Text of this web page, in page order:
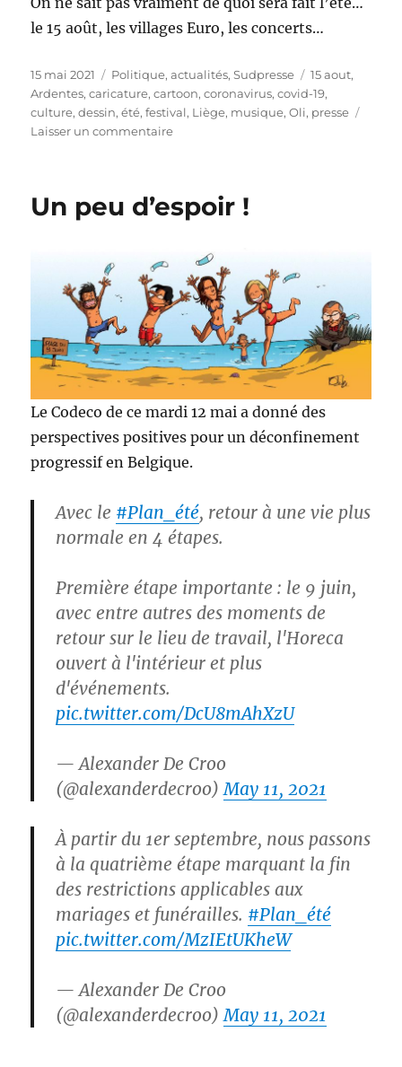
le 15 août, les villages Euro, les concerts…
Publié
le
15 mai 2021 Catégories
Politique, actualités,Sudpresse Étiquettes
15 aout,
Ardentes,caricature,cartoon,coronavirus,covid-19,
culture,dessin,été,festival, Liège, musique,Oli, presse
Laisser un commentairesur
été
Un peu d’espoir !
Le Codeco de ce mardi 12 mai a donné des
perspectives positives pour un déconfinement
progressif en Belgique.
Avec le #Plan_été, retour à une vie plus
normale en 4 étapes.
Première étape importante : le 9 juin,
avec entre autres des moments de
retour sur le lieu de travail, l'Horeca
ouvert à l'intérieur et plus
d'événements.
pic.twitter.com/DcU8mAhXzU
— Alexander De Croo
(@alexanderdecroo) May 11, 2021
À partir du 1er septembre, nous passons
à la quatrième étape marquant la fin
des restrictions applicables aux
mariages et funérailles. #Plan_été
pic.twitter.com/MzIEtUKheW
— Alexander De Croo
(@alexanderdecroo) May 11, 2021